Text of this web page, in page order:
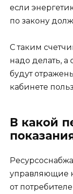
если
по закону
С таким
надо делать,
будут
кабинете
В какой
управляющие
от